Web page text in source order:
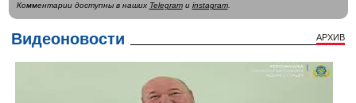
Комментарии доступны в наших Telegramи instagram.
Видеоновости АРХИВ